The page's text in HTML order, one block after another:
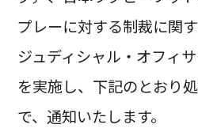
プレーに対する制裁に関
ジュディシャル・オフィ
を実施し、下記のとおり
で、通知いたします。